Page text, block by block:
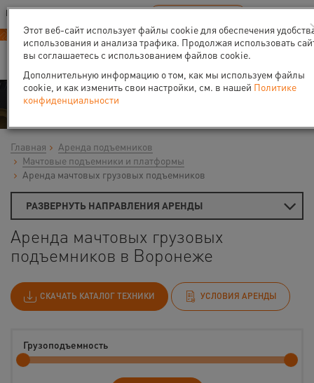
Ваш город:Воронеж
В Вашем регионе нет наших офисов RU EN
Аренда
Главная
Аренда подъемников
Мачтовые подъемники и платформы
Аренда мачтовых грузовых подъемников
РАЗВЕРНУТЬ НАПРАВЛЕНИЯ АРЕНДЫ
Аренда мачтовых грузовых
подъемников в Воронеже
СКАЧАТЬ КАТАЛОГ ТЕХНИКИ УСЛОВИЯ АРЕНДЫ
Грузоподъемность
Этот веб-сайт использует файлы cookie для обеспечения
использования и анализа трафика. Продолжая использовать
вы соглашаетесь с использованием файлов cookie.
Дополнительную информацию о том, как мы используем файлы
cookie, и как изменить свои настройки, см. в нашей Политике
конфиденциальности